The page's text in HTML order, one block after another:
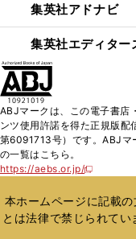
集英社アドナビ
集英社エディター
ABJマークは、この電子書店
ンツ使用許諾を得た正規版配
第6091713号）です。ABJマ
の一覧はこちら。
https://aebs.or.jp/
新
い
ウ
ィ
本ホームページに記載
とは法律で禁じられて